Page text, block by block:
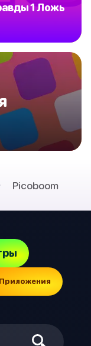
1 Ложь
Picoboom
Приложения